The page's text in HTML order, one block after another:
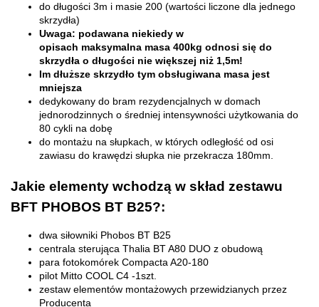
do długości 3m i masie 200 (wartości liczone dla jednego
skrzydła)
Uwaga: podawana niekiedy w
opisach maksymalna masa 400kg odnosi się do
skrzydła o długości nie większej niż 1,5m!
Im dłuższe skrzydło tym obsługiwana masa jest
mniejsza
dedykowany do bram rezydencjalnych w domach
jednorodzinnych o średniej intensywności użytkowania do
80 cykli na dobę
do montażu na słupkach, w których odległość od osi
zawiasu do krawędzi słupka nie przekracza 180mm.
Jakie elementy wchodzą w skład zestawu
BFT PHOBOS BT B25?:
dwa siłowniki Phobos BT B25
centrala sterująca Thalia BT A80 DUO z obudową
para fotokomórek Compacta A20-180
pilot Mitto COOL C4 -1szt.
zestaw elementów montażowych przewidzianych przez
Producenta